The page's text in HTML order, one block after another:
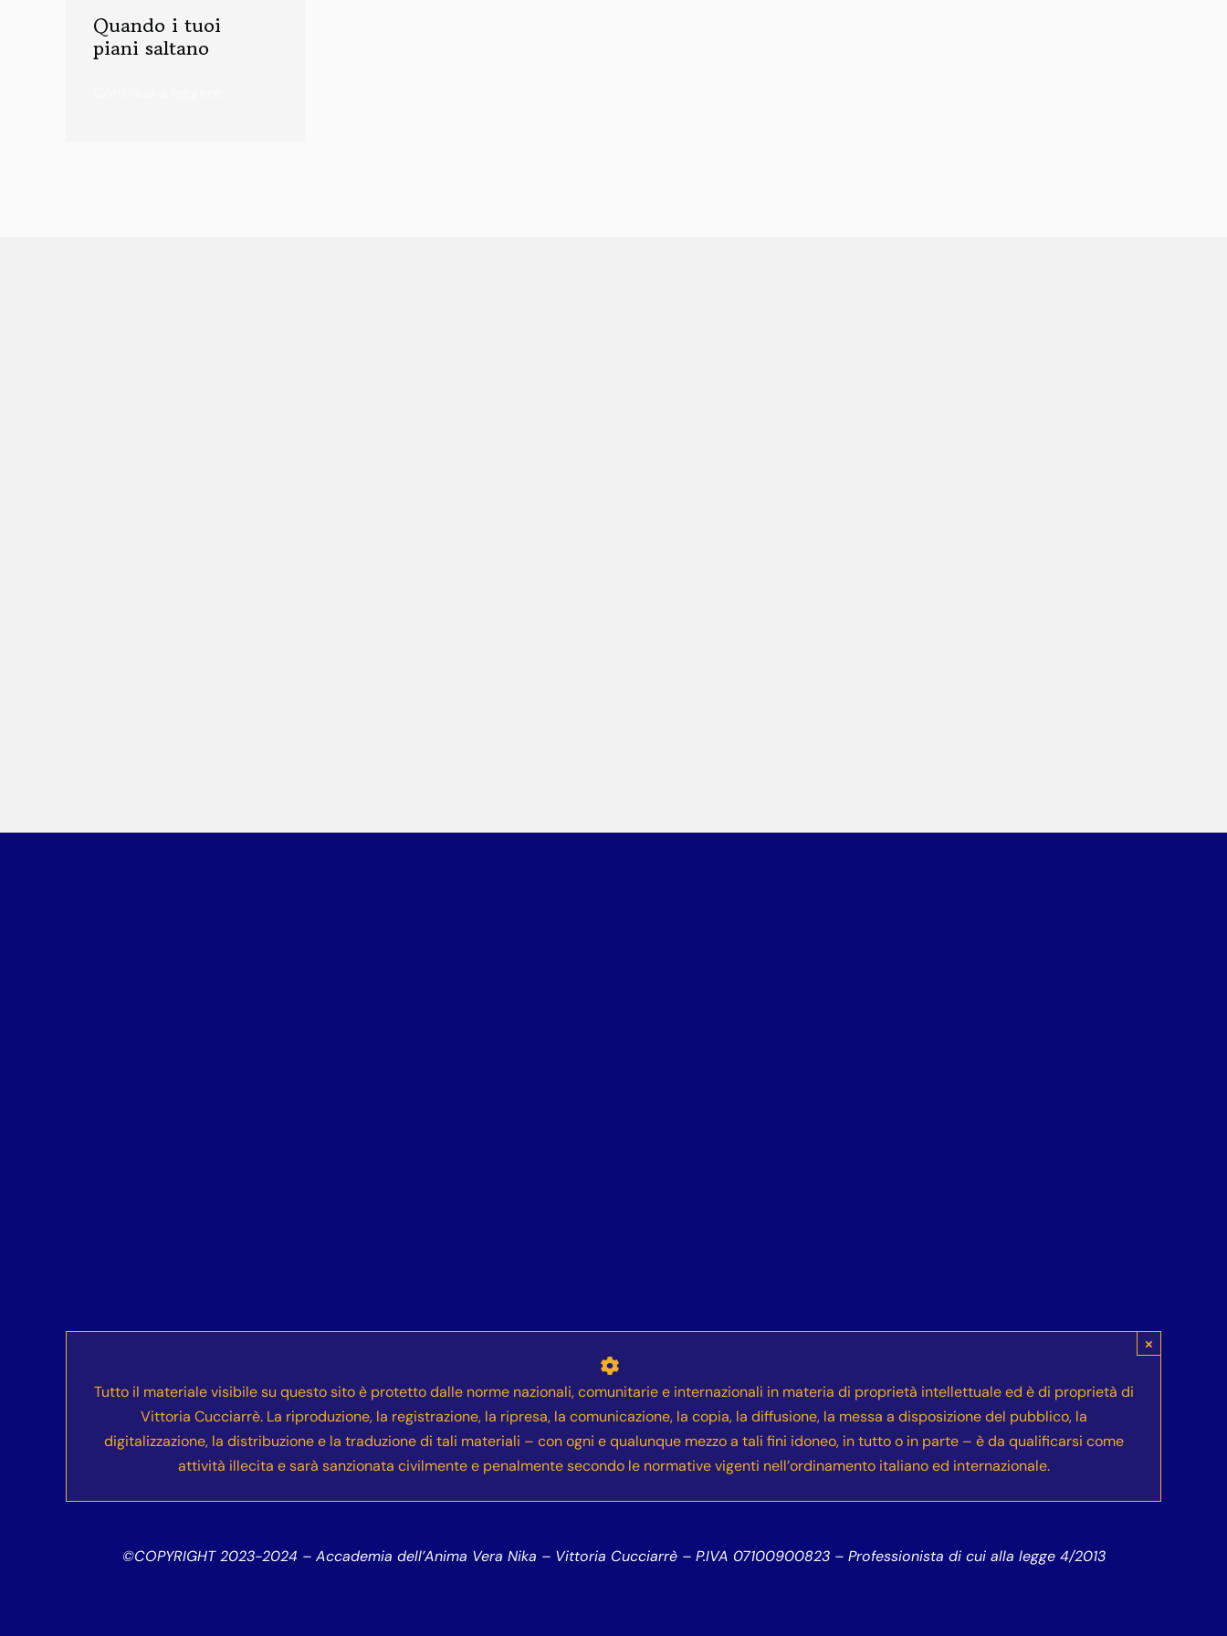
Quando i tuoi
piani saltano
Tutto il materiale visibile su questo sito è protetto dalle norme nazionali, comunitarie e internazionali in materia di proprietà intellettuale ed è di proprietà di
Vittoria Cucciarrè. La riproduzione, la registrazione, la ripresa, la comunicazione, la copia, la diffusione, la messa a disposizione del pubblico, la
digitalizzazione, la distribuzione e la traduzione di tali materiali – con ogni e qualunque mezzo a tali fini idoneo, in tutto o in parte – è da qualificarsi come
attività illecita e sarà sanzionata civilmente e penalmente secondo le normative vigenti nell’ordinamento italiano ed internazionale.
×
©COPYRIGHT 2023-2024 – Accademia dell’Anima Vera Nika – Vittoria Cucciarrè – P.IVA 07100900823 – Professionista di cui alla legge 4/2013